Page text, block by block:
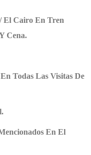
El Cairo En Tren
Cena.
Todas Las Visitas De
En El